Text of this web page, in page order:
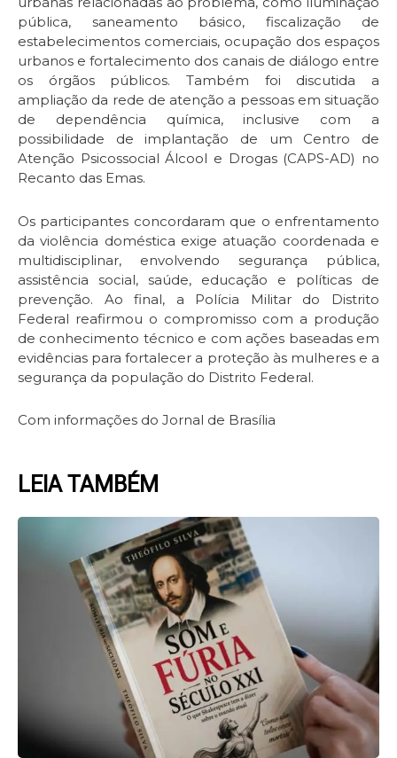
pública, saneamento básico, fiscalização de
estabelecimentos comerciais, ocupação dos espaços
urbanos e fortalecimento dos canais de diálogo entre
os órgãos públicos. Também foi discutida a
ampliação da rede de atenção a pessoas em situação
de dependência química, inclusive com a
possibilidade de implantação de um Centro de
Atenção Psicossocial Álcool e Drogas (CAPS-AD) no
Recanto das Emas.
Os participantes concordaram que o enfrentamento
da violência doméstica exige atuação coordenada e
multidisciplinar, envolvendo segurança pública,
assistência social, saúde, educação e políticas de
prevenção. Ao final, a Polícia Militar do Distrito
Federal reafirmou o compromisso com a produção
de conhecimento técnico e com ações baseadas em
evidências para fortalecer a proteção às mulheres e a
segurança da população do Distrito Federal.
Com informações do Jornal de Brasília
LEIA TAMBÉM
PagePagePagePagePage